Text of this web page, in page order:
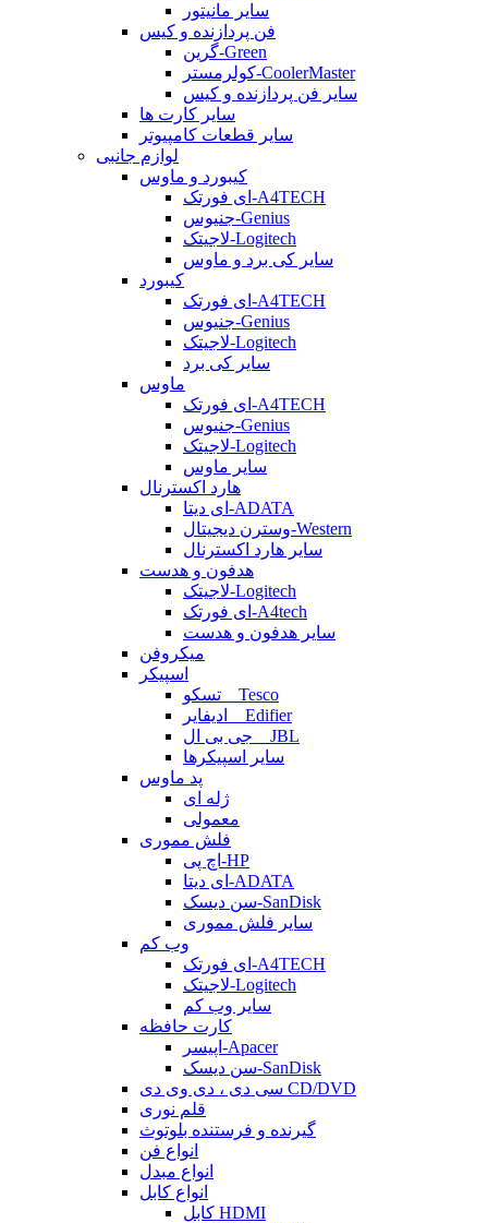
سایر مانیتور
فن پردازنده و کیس
گرین-Green
کولرمستر-CoolerMaster
سایر فن پردازنده و کیس
سایر کارت ها
سایر قطعات کامپیوتر
لوازم جانبی
کیبورد و ماوس
ای فورتک-A4TECH
جنیوس-Genius
لاجیتک-Logitech
سایر کی برد و ماوس
کیبورد
ای فورتک-A4TECH
جنیوس-Genius
لاجیتک-Logitech
سایر کی برد
ماوس
ای فورتک-A4TECH
جنیوس-Genius
لاجیتک-Logitech
سایر ماوس
هارد اکسترنال
ای دیتا-ADATA
وسترن دیجیتال-Western
سایر هارد اکسترنال
هدفون و هدست
لاجیتک-Logitech
ای فورتک-A4tech
سایر هدفون و هدست
میکروفن
اسپیکر
تسکو _ Tesco
ادیفایر _ Edifier
جی بی ال _ JBL
سایر اسپیکرها
پد ماوس
ژله ای
معمولی
فلش مموری
اچ پی-HP
ای دیتا-ADATA
سن دیسک-SanDisk
سایر فلش مموری
وب کم
ای فورتک-A4TECH
لاجیتک-Logitech
سایر وب کم
کارت حافظه
اپیسر-Apacer
سن دیسک-SanDisk
سی دی ، دی وی دی CD/DVD
قلم نوری
گیرنده و فرستنده بلوتوث
انواع فن
انواع مبدل
انواع کابل
کابل HDMI